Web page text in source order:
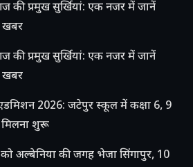
की प्रमुख सुर्खियां: एक नजर में जानें
खबर
की प्रमुख सुर्खियां: एक नजर में जानें
खबर
2026: जटेपुर स्कूल में कक्षा 6, 9
शुरू
अल्बेनिया की जगह भेजा सिंगापुर, 10